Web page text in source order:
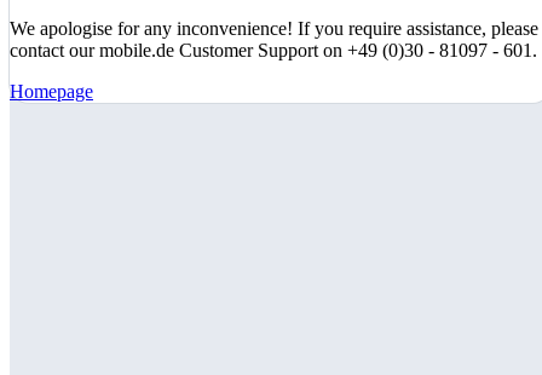
We apologise for any inconvenience! If you require assistance, please
contact our mobile.de Customer Support on +49 (0)30 - 81097 - 601.
Homepage